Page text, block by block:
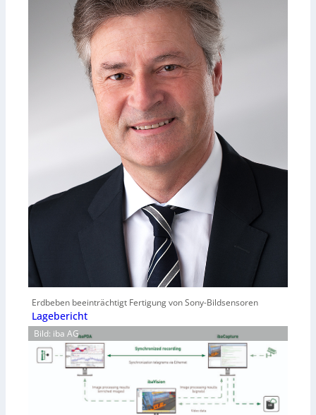
Erdbeben beeinträchtigt Fertigung von Sony-Bildsensoren
Lagebericht
Bild: iba AG